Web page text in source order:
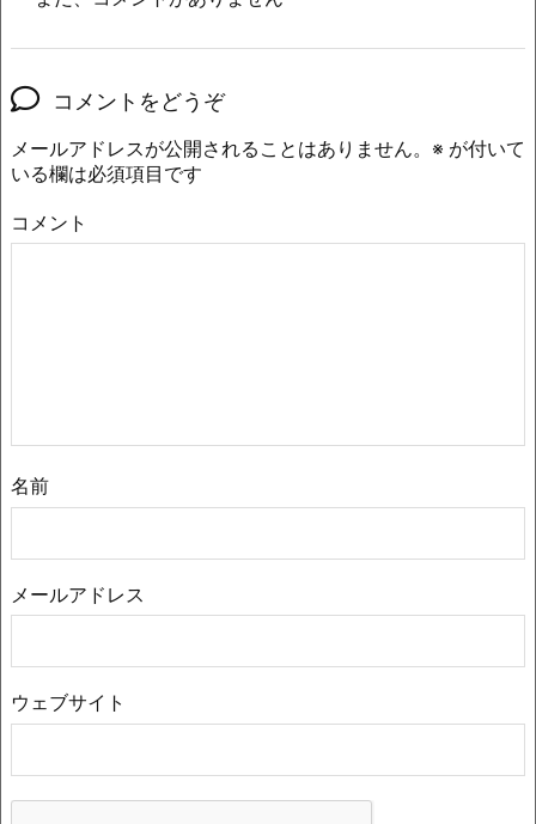
コメントをどうぞ
メールアドレスが公開されることはありません。 ※ が付いて
いる欄は必須項目です
コメント
名前
メールアドレス
ウェブサイト